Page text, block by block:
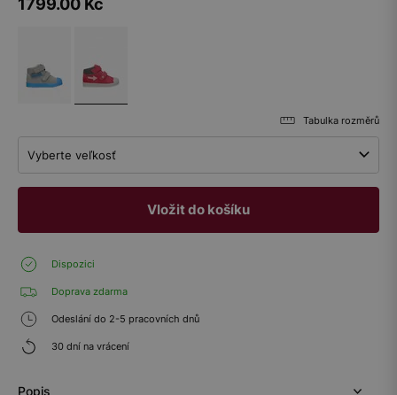
1799.00 Kč
Tabulka rozměrů
Vyberte veľkosť
Vložit do košíku
Dispozici
Doprava zdarma
Odeslání do 2-5 pracovních dnů
30 dní na vrácení
Popis